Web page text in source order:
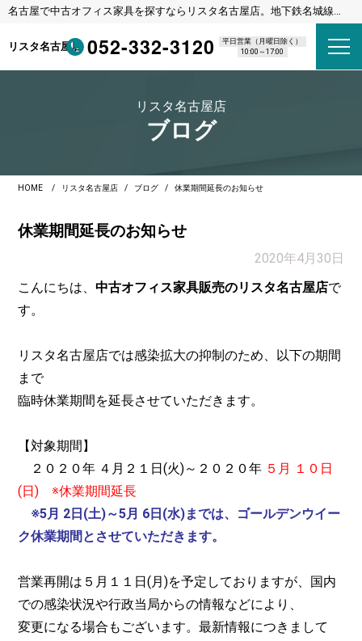
名古屋で中古オフィス家具を探すならリスタ名古屋店。地下鉄名城線
リスタ名古屋店 052-332-3120
平日営業（月曜日除く）
10:00～17:00
リスタ名古屋店
ブログ
HOME リスタ名古屋店 ブログ 休業期間延長のお知らせ
休業期間延長のお知らせ
2020年4月30日
こんにちは、中古オフィス家具販売のリスタ名古屋店で
す。
リスタ名古屋店では感染拡大の抑制のため、以下の期間
まで
臨時休業期間を延長させていただきます。
【対象期間】
２０２０年 ４月２１日(火)～２０２０年 ５月 １０日
(日) ※休業期間延長
※5月 2日(土)～5月 6日(水)までは、ゴールデンウイー
ク休業期間とさせていただきます。
営業再開は５月１１日(月)を予定しておりますが、国内
での感染状況や行政当局からの情報などにより、
変更になる場合もございます。最新情報につきまして